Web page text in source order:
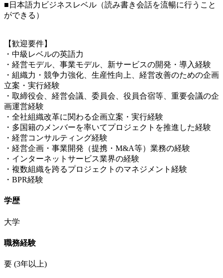
■日本語力ビジネスレベル（読み書き会話を流暢に行うこと
ができる）
【歓迎要件】
・中級レベルの英語力
・経営モデル、事業モデル、新サービスの開発・導入経験
・組織力・競争力強化、生産性向上、経営改善のための企画
立案・実行経験
・取締役会、経営会議、委員会、役員合宿等、重要会議の企
画運営経験
・全社組織改革に関わる企画立案・実行経験
・多国籍のメンバーを率いてプロジェクトを推進した経験
・経営コンサルティング経験
・経営企画・事業開発（提携・M&A等）業務の経験
・インターネットサービス業界の経験
・複数組織を跨るプロジェクトのマネジメント経験
・BPR経験
学歴
大学
職務経験
要 (3年以上)